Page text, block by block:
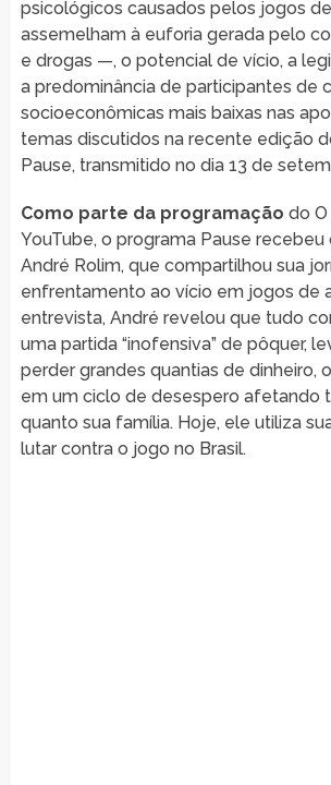
psicológicos causados pelos jogos
assemelham à euforia gerada pelo
e drogas —, o potencial de vício, a
a predominância de participantes de
socioeconômicas mais baixas nas
temas discutidos na recente edição
Pause, transmitido no dia 13 de
Como parte da programação do O
YouTube, o programa Pause recebeu
André Rolim, que compartilhou sua
enfrentamento ao vício em jogos de
entrevista, André revelou que tudo
uma partida “inofensiva” de pôquer,
perder grandes quantias de dinheiro,
em um ciclo de desespero afetando
quanto sua família. Hoje, ele utiliza
lutar contra o jogo no Brasil.